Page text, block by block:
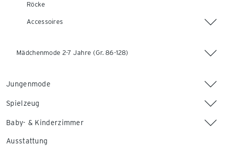
Röcke
Accessoires
Mädchenmode 2-7 Jahre (Gr. 86-128)
Jungenmode
Spielzeug
Baby- & Kinderzimmer
Ausstattung